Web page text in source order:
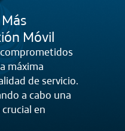
Móvil​
máxima
de servicio.
a cabo una
en